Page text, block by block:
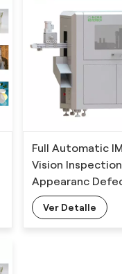
Full Automatic
Vision
Appearanc
with the Latest
Ver Detalle